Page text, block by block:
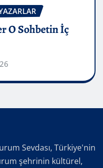
O Sohbetin İç
Sevdası, Türkiye'nin
şehrinin kültürel,